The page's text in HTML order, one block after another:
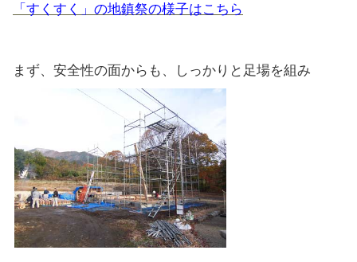
「すくすく」の地鎮祭の様子はこちら
まず、安全性の面からも、しっかりと足場を組み